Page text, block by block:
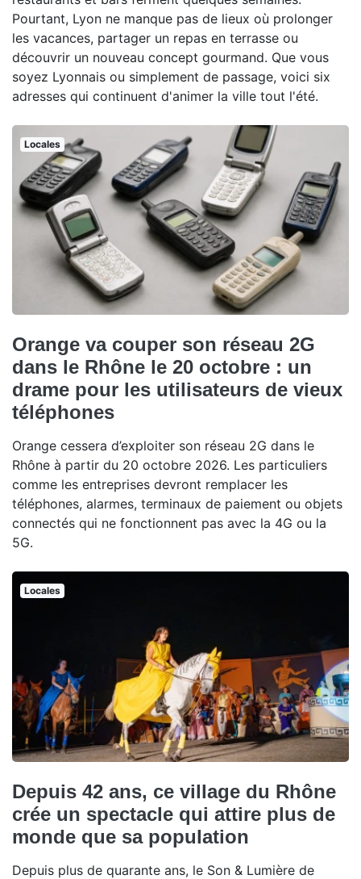
Pourtant, Lyon ne manque pas de lieux où prolonger
les vacances, partager un repas en terrasse ou
découvrir un nouveau concept gourmand. Que vous
soyez Lyonnais ou simplement de passage, voici six
adresses qui continuent d'animer la ville tout l'été.
Locales
Orange va couper son réseau 2G
dans le Rhône le 20 octobre : un
drame pour les utilisateurs de vieux
téléphones
Orange cessera d’exploiter son réseau 2G dans le
Rhône à partir du 20 octobre 2026. Les particuliers
comme les entreprises devront remplacer les
téléphones, alarmes, terminaux de paiement ou objets
connectés qui ne fonctionnent pas avec la 4G ou la
5G.
Locales
Depuis 42 ans, ce village du Rhône
crée un spectacle qui attire plus de
monde que sa population
Depuis plus de quarante ans, le Son & Lumière de